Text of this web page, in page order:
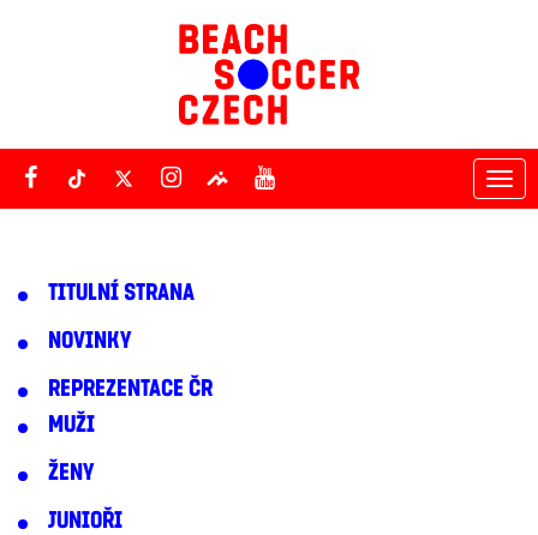
TITULNÍ STRANA
NOVINKY
REPREZENTACE ČR
MUŽI
ŽENY
JUNIOŘI